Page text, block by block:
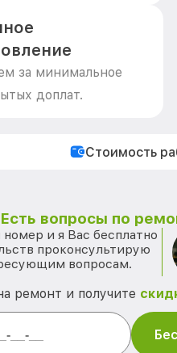
за минимальное
доплат.
Стоимость
Есть вопросы по
и я Вас бесплатно
проконсультирую
вопросам.
ремонт и получите